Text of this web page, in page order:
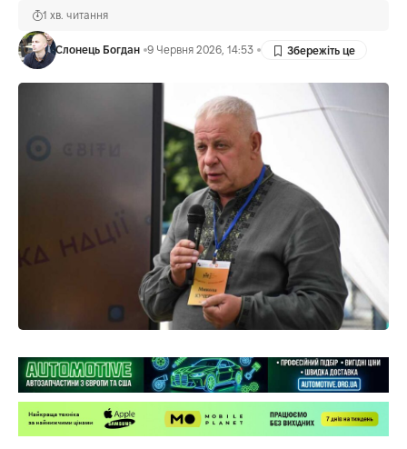
Слонець Богдан 9 Червня 2026, 14:53
1 хв. читання